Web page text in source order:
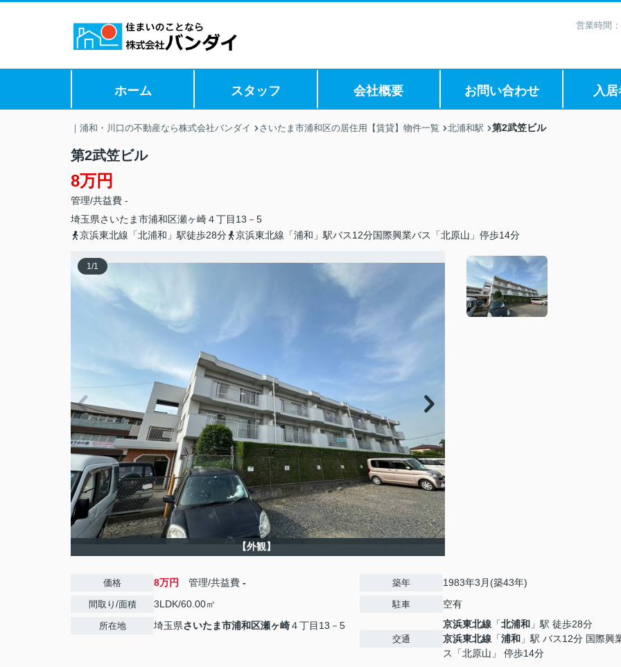
営業時間
ホーム スタッフ 会社概要 お問い合わせ 入
｜浦和・川口の不動産なら株式会社バンダイ さいたま市浦和区の居住用【賃貸】物件一覧 北浦和駅 第2武笠ビル
第2武笠ビル
8万円
管理/共益費 -
埼玉県さいたま市浦和区瀬ヶ崎４丁目13－5
京浜東北線「北浦和」駅徒歩28分
京浜東北線「浦和」駅バス12分国際興業バス「北原山」停歩14分
1/1
【外観】
価格 8万円 管理/共益費 -
間取り/面積 3LDK/60.00㎡
所在地 埼玉県さいたま市浦和区瀬ヶ崎４丁目13－5
築年 1983年3月(築43年)
駐車 空有
交通
京浜東北線 「北浦和 」駅 徒歩28分
京浜東北線 「浦和 」駅 バス12分 国際興
ス「北原山」 停歩14分